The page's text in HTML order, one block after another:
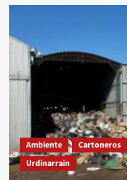
Gualeguaychú
Mundial
del
la
gestión
sustentable
de
residuos
Ambiente Cartoneros
Urdinarrain